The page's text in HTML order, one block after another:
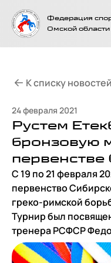
На главную
страницу
Федерация
Омской области
24 февраля 2021
Рустем
бронзовую
первенстве
С 19 по 21 февраля
первенство
греко-римской
Турнир был
тренера РСФСР
К списку новостей